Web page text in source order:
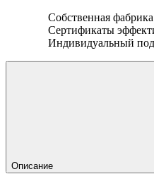
Собственная фабрика
Сертификаты
Индивидуальный
Описание